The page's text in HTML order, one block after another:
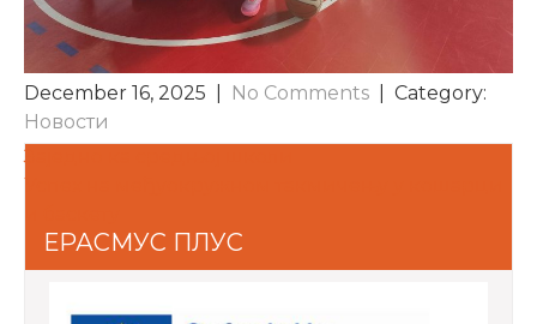
December 16, 2025 No Comments
| Category:
Новости
POST
Заједно ка средњој школи
Успех на међуокружном такмичењу у кошарци
ЕРАСМУС ПЛУС